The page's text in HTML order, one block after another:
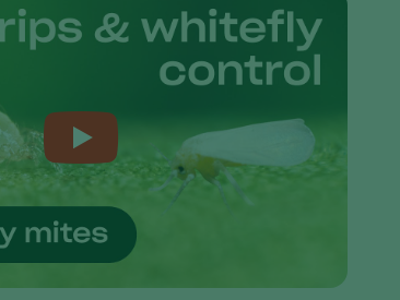
Italy
Kenya
Mexico
Netherlands